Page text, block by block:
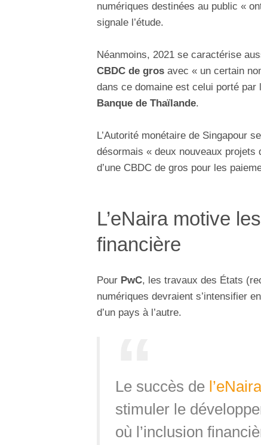
numériques destinées au public «
signale l’étude.
Néanmoins, 2021 se caractérise
CBDC de gros avec « un certain
dans ce domaine est celui porté par
Banque de Thaïlande.
L’Autorité monétaire de Singapour
désormais « deux nouveaux projets
d’une CBDC de gros pour les
L’eNaira motive
financière
Pour PwC, les travaux des États
numériques devraient s’intensifier
d’un pays à l’autre.
Le succès de
stimuler le
où l’inclusion